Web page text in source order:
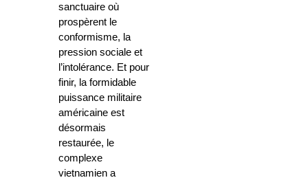
sanctuaire où
prospèrent le
conformisme, la
pression sociale et
l’intolérance. Et pour
finir, la formidable
puissance militaire
américaine est
désormais
restaurée, le
complexe
vietnamien a